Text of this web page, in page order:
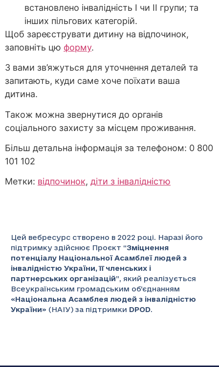
встановлено інвалідність I чи II групи; та
інших пільгових категорій.
Щоб зареєструвати дитину на відпочинок,
заповніть цю форму.
З вами зв’яжуться для уточнення деталей та
запитають, куди саме хоче поїхати ваша
дитина.
Також можна звернутися до органів
соціального захисту за місцем проживання.
Більш детальна інформація за телефоном: 0 800
101 102
Метки: відпочинок, діти з інвалідністю
Цей вебресурс створено в 2022 році. Наразі його
підтримку здійснює Проєкт “Зміцнення
потенціалу Національної Асамблеї людей з
інвалідністю України, її членських і
партнерських організацій”, який реалізується
Всеукраїнським громадським об’єднанням
«Національна Асамблея людей з інвалідністю
України» (НАІУ) за підтримки DPOD.